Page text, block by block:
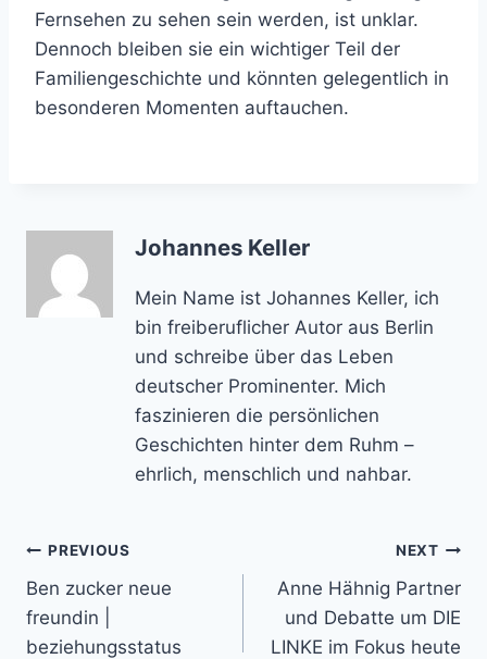
Fernsehen zu sehen sein werden, ist unklar.
Dennoch bleiben sie ein wichtiger Teil der
Familiengeschichte und könnten gelegentlich in
besonderen Momenten auftauchen.
Johannes Keller
Mein Name ist Johannes Keller, ich
bin freiberuflicher Autor aus Berlin
und schreibe über das Leben
deutscher Prominenter. Mich
faszinieren die persönlichen
Geschichten hinter dem Ruhm –
ehrlich, menschlich und nahbar.
Post
navigation
PREVIOUS
Ben zucker neue
freundin |
beziehungsstatus
NEXT
Anne Hähnig Partner
und Debatte um DIE
LINKE im Fokus heute